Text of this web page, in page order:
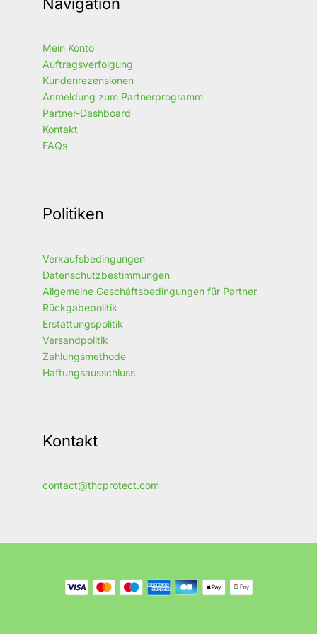
Mein Konto
Auftragsverfolgung
Kundenrezensionen
Anmeldung zum Partnerprogramm
Partner-Dashboard
Kontakt
FAQs
Politiken
Verkaufsbedingungen
Datenschutzbestimmungen
Allgemeine Geschäftsbedingungen für Partner
Rückgabepolitik
Erstattungspolitik
Versandpolitik
Zahlungsmethode
Haftungsausschluss
Kontakt
contact@thcprotect.com